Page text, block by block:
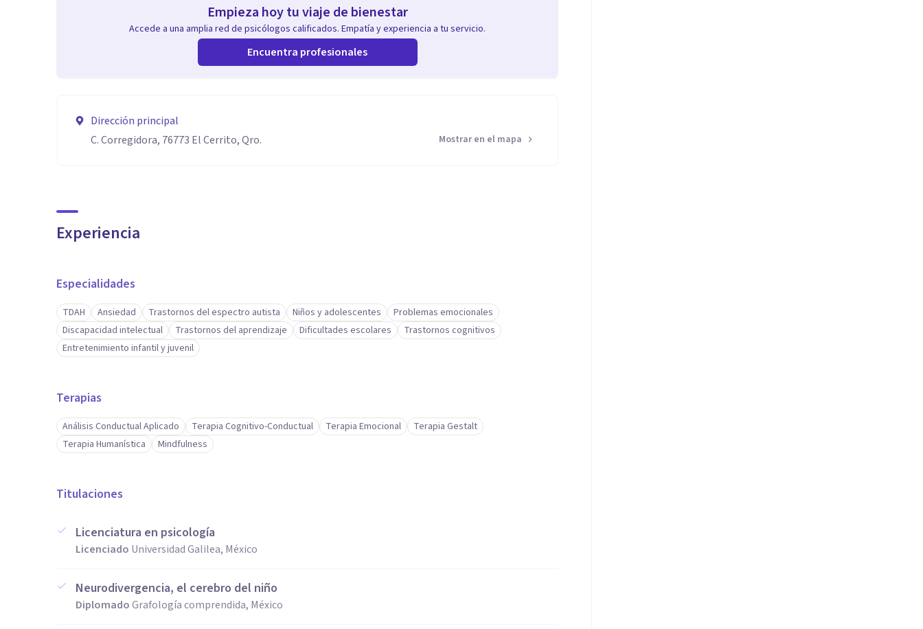
Empieza hoy tu viaje de bienestar
Accede a una amplia red de psicólogos calificados. Empatía y experiencia a tu servicio.
Encuentra profesionales
Dirección principal
C. Corregidora, 76773 El Cerrito, Qro.
Mostrar en el mapa
Experiencia
Especialidades
TDAH Ansiedad Trastornos del espectro autista Niños y adolescentes
Problemas emocionales
Discapacidad intelectual
Trastornos del aprendizaje Dificultades escolares
Trastornos cognitivos
Entretenimiento infantil y juvenil
Terapias
Análisis Conductual Aplicado Terapia Cognitivo-Conductual Terapia Emocional
Terapia Gestalt
Terapia Humanística
Mindfulness
Titulaciones
Licenciatura en psicología
Licenciado Universidad Galilea, México
Neurodivergencia, el cerebro del niño
DiplomadoGrafología comprendida, México